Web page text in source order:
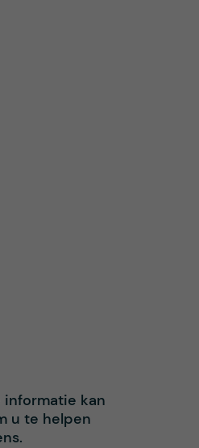
informatie kan
u te helpen